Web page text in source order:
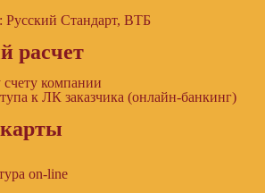
Русский Стандарт, ВТБ
расчет
компании
к ЛК заказчика (онлайн-банкинг)
on-line